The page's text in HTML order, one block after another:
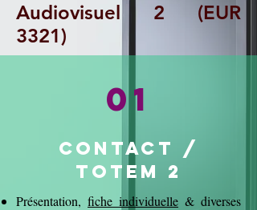
Audiovisuel 2 (EUR
3321)
01
Contact /
Totem 2
Présentation, fiche individuelle & diverses